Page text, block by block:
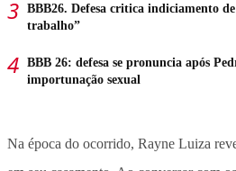
BBB26. Defesa critica indiciamento
trabalho”
BBB 26: defesa se pronuncia após
importunação sexual
Na época do ocorrido, Rayne Luiza